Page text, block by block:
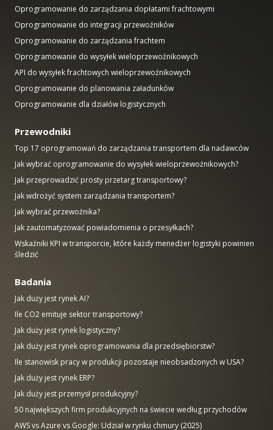
Oprogramowanie do zarządzania dopłatami frachtowymi
Oprogramowanie do integracji przewoźników
Oprogramowanie do zarządzania frachtem
Oprogramowanie do wysyłek wieloprzewoźnikowych
API do wysyłek frachtowych wieloprzewoźnikowych
Oprogramowanie do planowania załadunków
Oprogramowanie dla działów logistycznych
Przewodniki
Top 17 oprogramowań do zarządzania transportem dla nadawców
Jak wybrać oprogramowanie do wysyłek wieloprzewoźnikowych?
Jak przeprowadzić prosty przetarg transportowy?
Jak wdrożyć system zarządzania transportem?
Jak wybrać przewoźnika?
Jak zautomatyzować powiadomienia o przesyłkach?
Wskaźniki KPI w transporcie, które każdy menedżer logistyki powinien
śledzić
Badania
Jak duży jest rynek AI?
Ile CO2 emituje sektor transportowy?
Jak duży jest rynek logistyczny?
Jak duży jest rynek oprogramowania dla przedsiębiorstw?
Ile stanowisk pracy w produkcji pozostaje nieobsadzonych w USA?
Jak duży jest rynek ERP?
Jak duży jest przemysł produkcyjny?
50 największych firm produkcyjnych na świecie według przychodów
AWS vs Azure vs Google: Udział w rynku chmury (2025)